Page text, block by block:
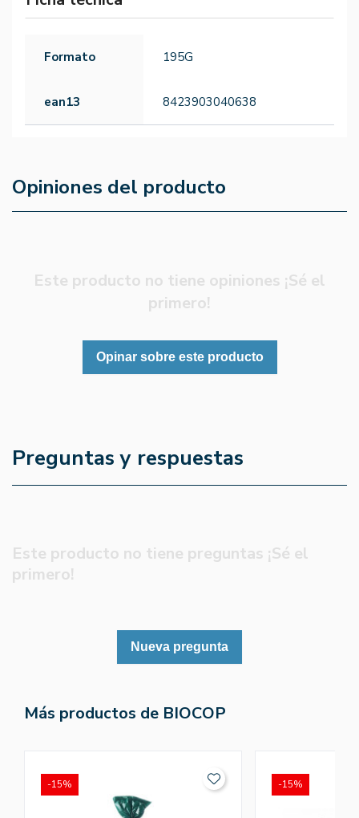
Formato 195G
ean13 8423903040638
Opiniones del producto
Este producto no tiene opiniones ¡Sé el
primero!
Opinar sobre este producto
Preguntas y respuestas
Este producto no tiene preguntas ¡Sé el
primero!
Nueva pregunta
Más productos de BIOCOP
-15% -15%